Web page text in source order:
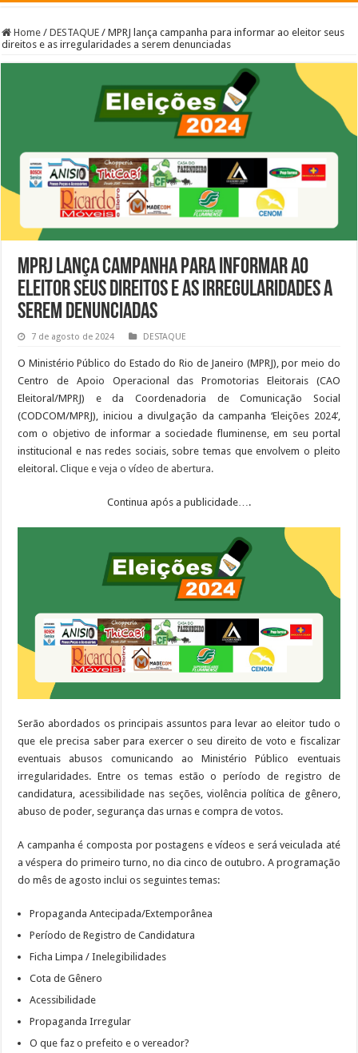
Home / DESTAQUE / MPRJ lança campanha para informar ao eleitor seus
direitos e as irregularidades a serem denunciadas
MPRJ lança campanha para informar ao
eleitor seus direitos e as irregularidades a
serem denunciadas
7 de agosto de 2024 DESTAQUE
O Ministério Público do Estado do Rio de Janeiro (MPRJ), por meio do
Centro de Apoio Operacional das Promotorias Eleitorais (CAO
Eleitoral/MPRJ) e da Coordenadoria de Comunicação Social
(CODCOM/MPRJ), iniciou a divulgação da campanha ‘Eleições 2024’,
com o objetivo de informar a sociedade fluminense, em seu portal
institucional e nas redes sociais, sobre temas que envolvem o pleito
eleitoral.Clique e veja o vídeo de abertura.
Continua após a publicidade….
Serão abordados os principais assuntos para levar ao eleitor tudo o
que ele precisa saber para exercer o seu direito de voto e fiscalizar
eventuais abusos comunicando ao Ministério Público eventuais
irregularidades. Entre os temas estão o período de registro de
candidatura, acessibilidade nas seções, violência política de gênero,
abuso de poder, segurança das urnas e compra de votos.
A campanha é composta por postagens e vídeos e será veiculada até
a véspera do primeiro turno, no dia cinco de outubro. A programação
do mês de agosto inclui os seguintes temas:
Propaganda Antecipada/Extemporânea
Período de Registro de Candidatura
Ficha Limpa / Inelegibilidades
Cota de Gênero
Acessibilidade
Propaganda Irregular
O que faz o prefeito e o vereador?